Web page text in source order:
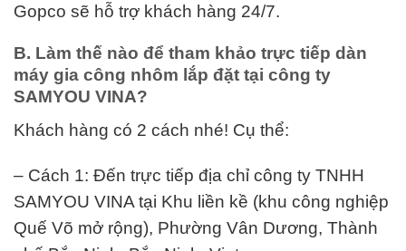
Gopco sẽ hỗ trợ khách hàng 24/7.
B. Làm thế nào để tham khảo trực tiếp dàn
máy gia công nhôm lắp đặt tại công ty
SAMYOU VINA?
Khách hàng có 2 cách nhé! Cụ thể:
– Cách 1: Đến trực tiếp địa chỉ công ty TNHH
SAMYOU VINA tại Khu liền kề (khu công nghiệp
Quế Võ mở rộng), Phường Vân Dương, Thành